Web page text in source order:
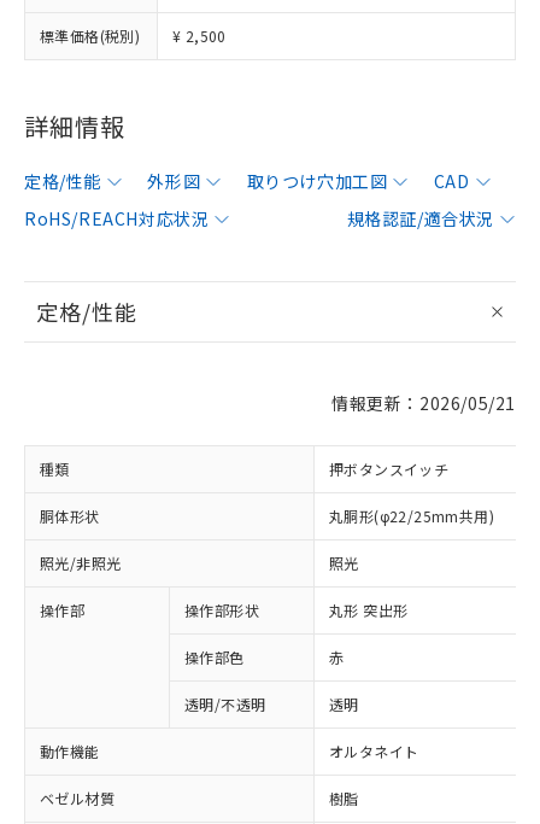
標準価格(税別) ¥ 2,500
詳細情報
定格/性能 外形図 取りつけ穴加工図
CAD
RoHS/REACH対応状況
規格認証/適合状況
定格/性能
情報更新：2026/05/21
種類 押ボタンスイッチ
胴体形状 丸胴形(φ22/25mm共用)
照光/非照光 照光
操作部 操作部形状 丸形 突出形
操作部色 赤
透明/不透明 透明
動作機能 オルタネイト
ベゼル材質 樹脂